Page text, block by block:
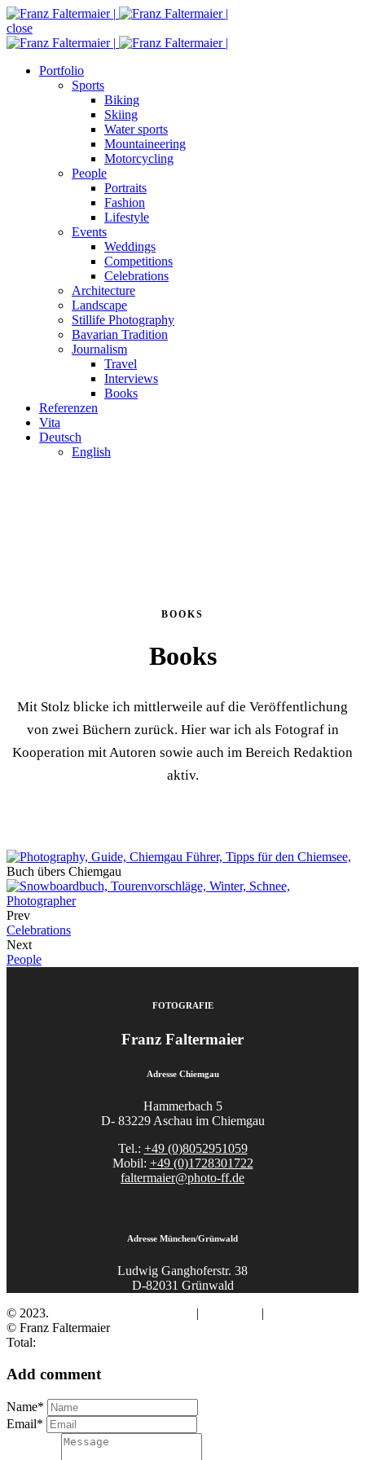
close
Portfolio
Sports
Biking
Skiing
Water sports
Mountaineering
Motorcycling
People
Portraits
Fashion
Lifestyle
Events
Weddings
Competitions
Celebrations
Architecture
Landscape
Stillife Photography
Bavarian Tradition
Journalism
Travel
Interviews
Books
Referenzen
Vita
Deutsch
English
BOOKS
Books
Mit Stolz blicke ich mittlerweile auf die Veröffentlichung
von zwei Büchern zurück. Hier war ich als Fotograf in
Kooperation mit Autoren sowie auch im Bereich Redaktion
aktiv.
Buch übers Chiemgau
Prev
Celebrations
Next
People
FOTOGRAFIE
Franz Faltermaier
Adresse Chiemgau
Hammerbach 5
D- 83229 Aschau im Chiemgau
Tel.: +49 (0)8052951059
Mobil: +49 (0)1728301722
faltermaier@photo-ff.de
Adresse München/Grünwald
Ludwig Ganghoferstr. 38
D-82031 Grünwald
© 2023.
| |
© Franz Faltermaier
Total:
Add comment
Name*
Email*